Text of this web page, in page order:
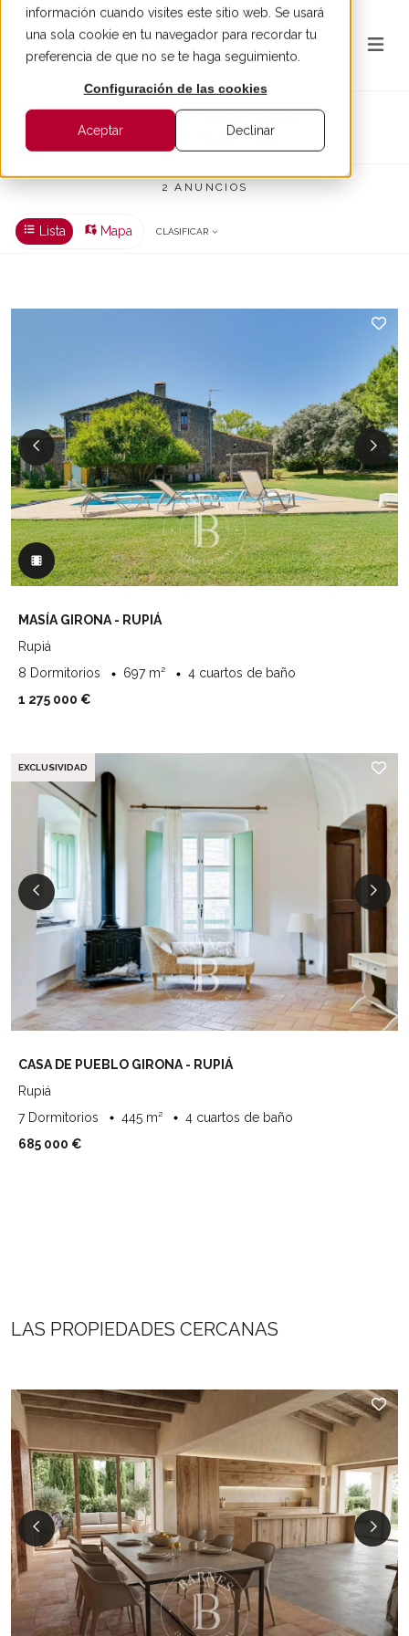
información cuando visites este sitio web. Se usará
una sola cookie en tu navegador para recordar tu
preferencia de que no se te haga seguimiento.
Configuración de las cookies
Aceptar Declinar
Casa en venta en Rupiá
COMPRAR > RUPIÁ > CASA
2 ANUNCIOS
Lista Mapa CLASIFICAR
MASÍA GIRONA - RUPIÁ
Rupiá
8 Dormitorios
697 m²
4 cuartos de baño
1 275 000 €
EXCLUSIVIDAD
CASA DE PUEBLO GIRONA - RUPIÁ
Rupiá
7 Dormitorios
445 m²
4 cuartos de baño
685 000 €
LAS PROPIEDADES CERCANAS